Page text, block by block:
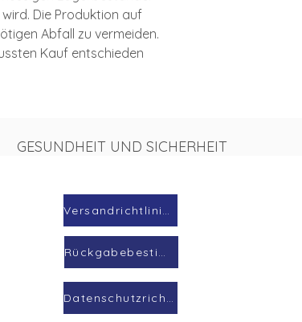
Die Produktion auf
Abfall zu vermeiden.
Kauf entschieden
GESUNDHEIT UND SICHERHEIT
Versandrichtlinien
Rückgabebestimmungen
Datenschutzrichtlinie